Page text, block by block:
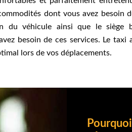
dont vous avez besoin
du véhicule ainsi que le siège
besoin de ces services. Le
lors de vos déplacements.